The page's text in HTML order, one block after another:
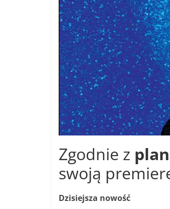
Zgodnie z
swoją
Dzisiejsza nowość